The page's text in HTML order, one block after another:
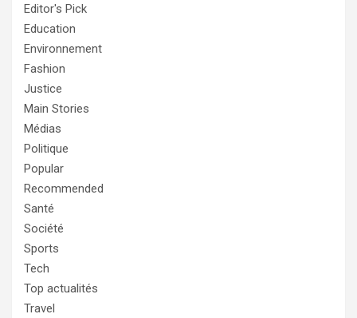
Editor's Pick
Education
Environnement
Fashion
Justice
Main Stories
Médias
Politique
Popular
Recommended
Santé
Société
Sports
Tech
Top actualités
Travel